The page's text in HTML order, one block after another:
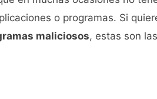
o programas. Si
maliciosos, estas son